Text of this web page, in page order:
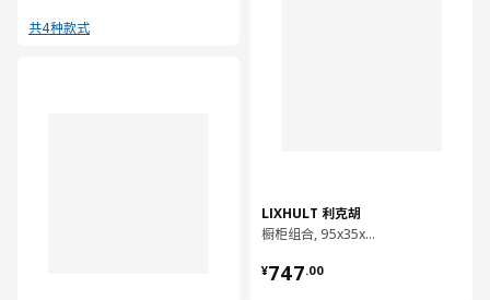
共4种款式
LIXHULT 利克胡
橱柜组合, 95x35x92 厘米
¥747.00
¥ 747.00